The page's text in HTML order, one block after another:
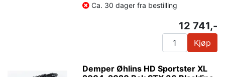
Ca. 30 dager fra bestilling
12 741,-
Kjøp
Demper Øhlins HD Sportster XL